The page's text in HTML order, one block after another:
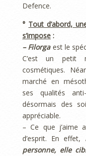
Defence.
° Tout d’abord,
s’impose :
– Filorgaest le
C’est un petit
cosmétiques.
marché en
ses qualités
désormais des
appréciable.
– Ce que j’aime
d’esprit. En effet,
personne, elle